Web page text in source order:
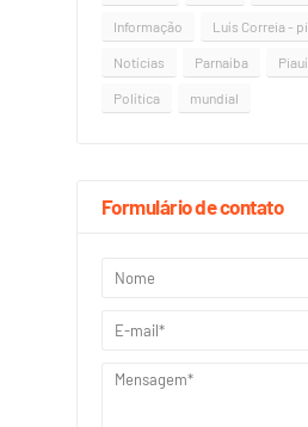
Informação Luís Correia - pi
Notícias Parnaíba Piauí
Política mundial
Formulário de contato